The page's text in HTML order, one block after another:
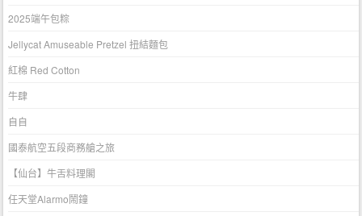
2025端午包粽
Jellycat Amuseable Pretzel 扭結麵包
紅棉 Red Cotton
牛肆
自自
國泰航空五段商務艙之旅
【仙台】牛舌料理閣
任天堂Alarmo鬧鐘